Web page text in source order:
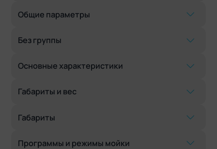
Общие параметры
Без группы
Основные характеристики
Габариты и вес
Габариты
Программы и режимы мойки